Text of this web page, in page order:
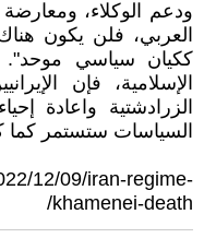
ودعم الوكلاء،
العربي، فلن يكون
ككيان سياسي موحد".
الإسلامية، فإن
الزرادشتية واعادة
السياسات ستستمر
12/09/iran-regime-
khamenei-death/